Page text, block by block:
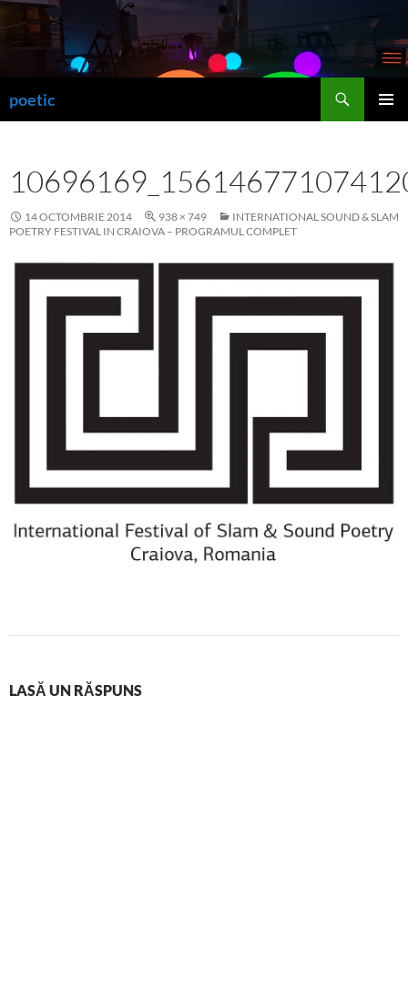
la
poetic
14 OCTOMBRIE 2014 938 × 749
INTERNATIONAL SOUND & SLAM
POETRY FESTIVAL IN CRAIOVA – PROGRAMUL COMPLET
LASĂ UN RĂSPUNS